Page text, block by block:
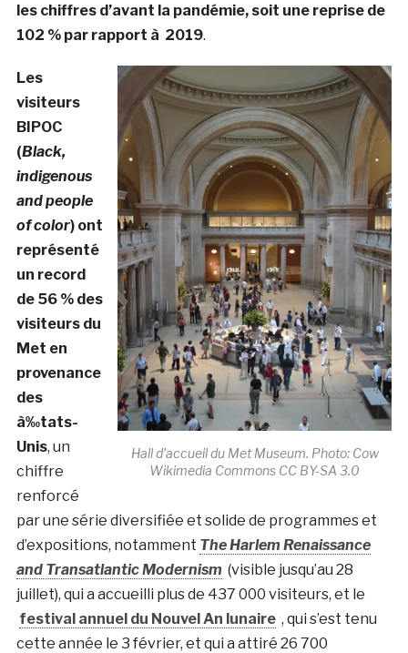
les chiffres d’avant la pandémie, soit une reprise de
102 % par rapport à 2019.
Hall d’accueil du Met Museum. Photo: Cow
Wikimedia Commons CC BY-SA 3.0
Les
visiteurs
BIPOC
(Black,
indigenous
and people
of color) ont
représenté
un record
de 56 % des
visiteurs du
Met en
provenance
des
à‰tats-
Unis, un
chiffre
renforcé
par une série diversifiée et solide de programmes et
d’expositions, notamment The Harlem Renaissance
and Transatlantic Modernism(visible jusqu’au 28
juillet), qui a accueilli plus de 437 000 visiteurs, et le
festival annuel du Nouvel An lunaire, qui s’est tenu
cette année le 3 février, et qui a attiré 26 700